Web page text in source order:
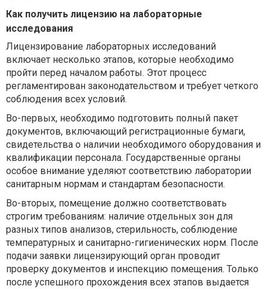
Как получить лицензию на лабораторные
исследования
Лицензирование лабораторных исследований
включает несколько этапов, которые необходимо
пройти перед началом работы. Этот процесс
регламентирован законодательством и требует четкого
соблюдения всех условий.
Во-первых, необходимо подготовить полный пакет
документов, включающий регистрационные бумаги,
свидетельства о наличии необходимого оборудования и
квалификации персонала. Государственные органы
особое внимание уделяют соответствию лаборатории
санитарным нормам и стандартам безопасности.
Во-вторых, помещение должно соответствовать
строгим требованиям: наличие отдельных зон для
разных типов анализов, стерильность, соблюдение
температурных и санитарно-гигиенических норм. После
подачи заявки лицензирующий орган проводит
проверку документов и инспекцию помещения. Только
после успешного прохождения всех этапов выдается